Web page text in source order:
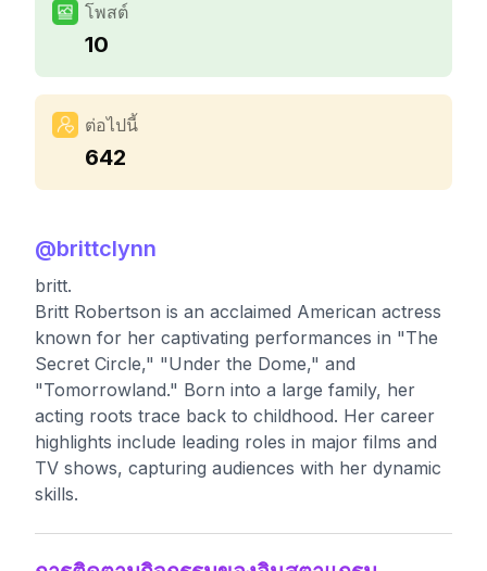
โพสต์
10
ต่อไปนี้
642
@brittclynn
britt.
Britt Robertson is an acclaimed American actress
known for her captivating performances in "The
Secret Circle," "Under the Dome," and
"Tomorrowland." Born into a large family, her
acting roots trace back to childhood. Her career
highlights include leading roles in major films and
TV shows, capturing audiences with her dynamic
skills.